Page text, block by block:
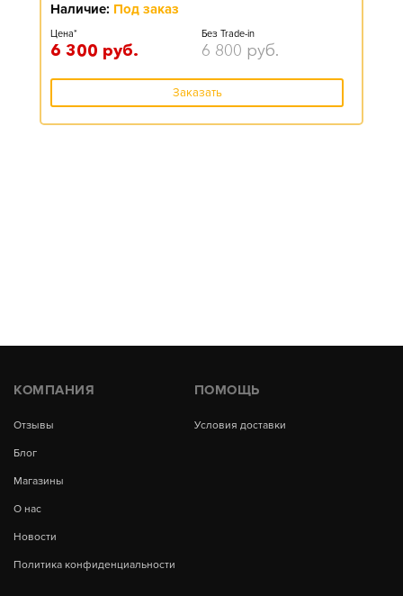
Наличие: Под заказ
Цена*
6 300 руб.
Без Trade-in
6 800 руб.
Заказать
КОМПАНИЯ
Отзывы
Блог
Магазины
О нас
Новости
Политика конфиденциальности
ПОМОЩЬ
Условия доставки